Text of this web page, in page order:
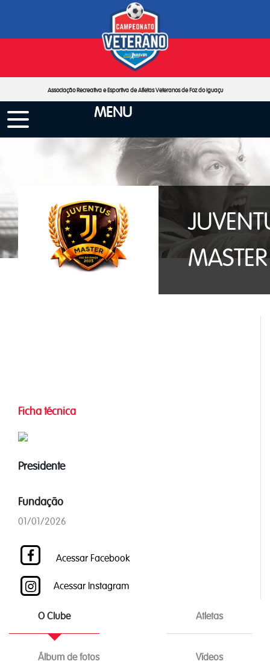
Associação Recreativa e Esportiva de Atletas Veteranos de Foz do Iguaçu
MENU
MASTER
Ficha técnica
Presidente
Fundação
01/01/2026
Acessar Facebook
Acessar Instagram
O Clube Atletas
Álbum de fotos Vídeos